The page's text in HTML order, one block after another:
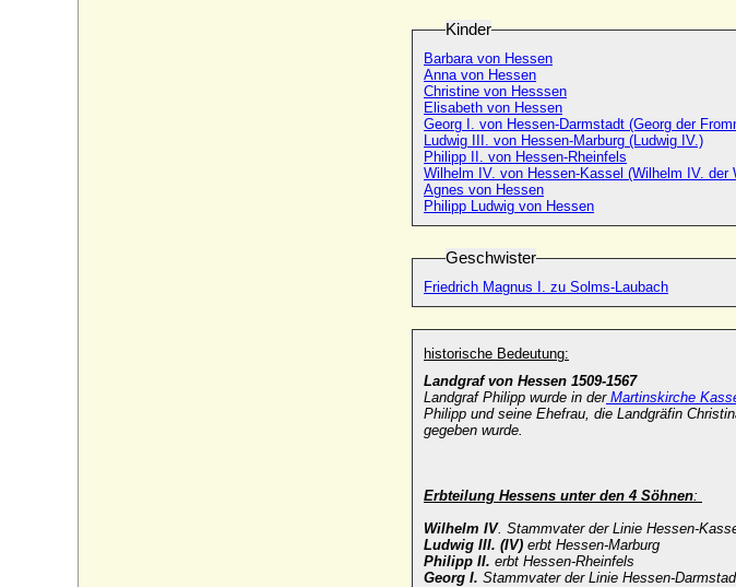
Kinder
Barbara von Hessen
Anna von Hessen
Christine von Hesssen
Elisabeth von Hessen
Georg I. von Hessen-Darmstadt (Georg der
Ludwig III. von Hessen-Marburg (Ludwig IV.)
Philipp II. von Hessen-Rheinfels
Wilhelm IV. von Hessen-Kassel (Wilhelm IV. der
Agnes von Hessen
Philipp Ludwig von Hessen
Geschwister
Friedrich Magnus I. zu Solms-Laubach
historische Bedeutung:
Landgraf von Hessen 1509-1567
Landgraf Philipp wurde in derMartinskirche
Philipp und seine Ehefrau, die Landgräfin
gegeben wurde.
Erbteilung Hessens unter den 4 Söhnen:
Wilhelm IV. Stammvater der Linie Hessen-
Ludwig III. (IV) erbt Hessen-Marburg
Philipp II. erbt Hessen-Rheinfels
Georg I. Stammvater der Linie Hessen-